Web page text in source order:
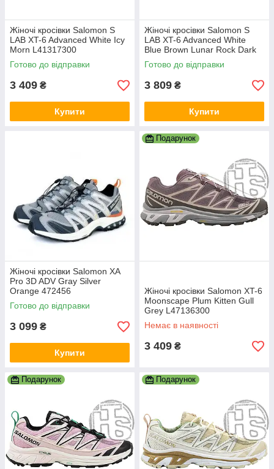
Жіночі кросівки Salomon S
LAB XT-6 Advanced White Icy
Morn L41317300
Готово до відправки
3 409 ₴
Купити
Жіночі кросівки Salomon S
LAB XT-6 Advanced White
Blue Brown Lunar Rock Dark
Sapphire L47136600
Готово до відправки
3 809 ₴
Купити
Жіночі кросівки Salomon XA
Pro 3D ADV Gray Silver
Orange 472456
Готово до відправки
3 099 ₴
Купити
Подарунок
Жіночі кросівки Salomon XT-6
Moonscape Plum Kitten Gull
Grey L47136300
Немає в наявності
3 409 ₴
Подарунок Подарунок